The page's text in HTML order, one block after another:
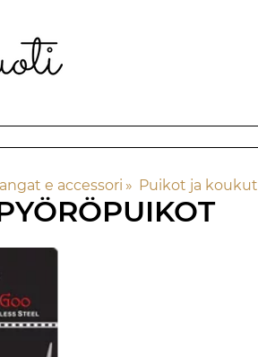
e accessori ‪» Puikot ja koukut